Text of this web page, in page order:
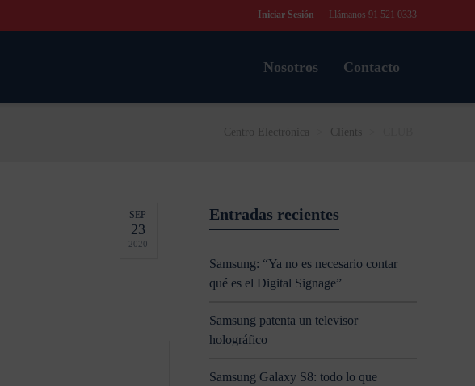
Iniciar Sesión Llámanos 91 521 0333
Nosotros Contacto
Centro Electrónica Clients
SEP
23
2020
Entradas recientes
Samsung: “Ya no es necesario contar
qué es el Digital Signage”
Samsung patenta un televisor
holográfico
Samsung Galaxy S8: todo lo que